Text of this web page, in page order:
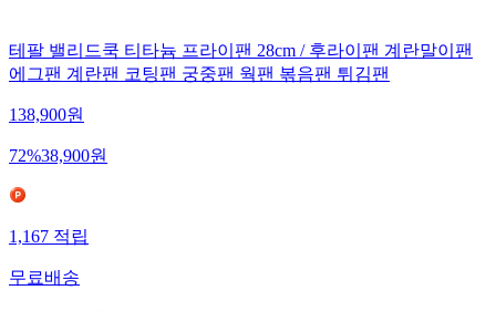
테팔 밸리드쿡 티타늄 프라이팬 28cm / 후라이팬 계란말이팬
에그팬 계란팬 코팅팬 궁중팬 웍팬 볶음팬 튀김팬
138,900원
72%38,900원
1,167적립
무료배송